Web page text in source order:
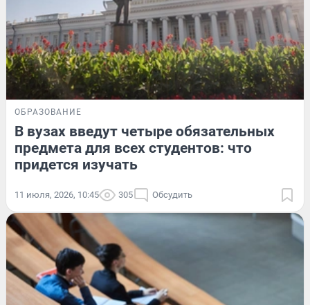
ОБРАЗОВАНИЕ
В вузах введут четыре обязательных
предмета для всех студентов: что
придется изучать
11 июля, 2026, 10:45 305 Обсудить